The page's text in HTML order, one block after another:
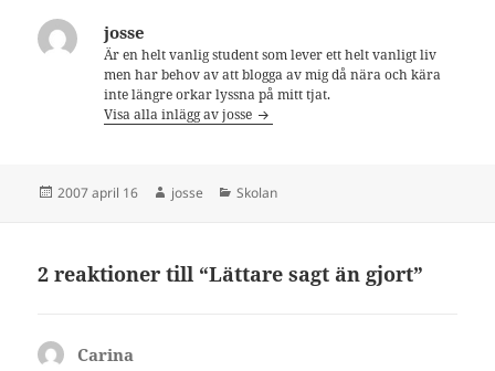
josse
Är en helt vanlig student som lever ett helt vanligt liv
men har behov av att blogga av mig då nära och kära
inte längre orkar lyssna på mitt tjat.
Visa alla inlägg av josse
Postat
2007 april 16 Författare
josse Kategorier
Skolan
2 reaktioner till “Lättare sagt än gjort”
Carina